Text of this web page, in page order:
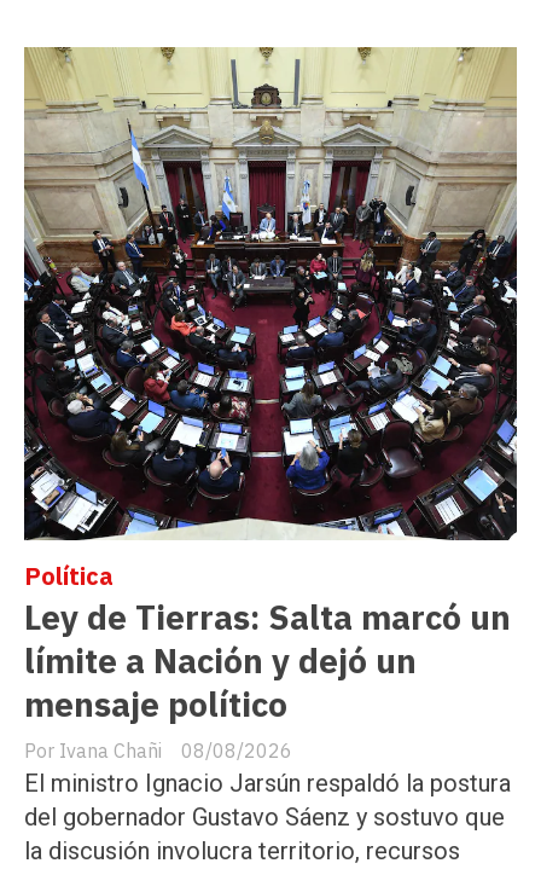
Ley de Tierras: Salta marcó un
límite a Nación y dejó un
mensaje político
Ivana Chañi
Política
08/08/2026
El ministro Ignacio Jarsún respaldó la postura
del gobernador Gustavo Sáenz y sostuvo que
la discusión involucra territorio, recursos